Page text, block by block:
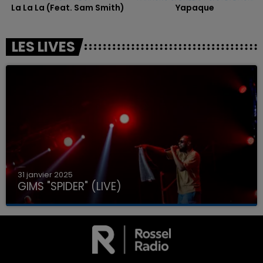
La La La (feat. Sam Smith) Yapaque
LES LIVES
31 janvier 2025
GIMS "SPIDER" (LIVE)